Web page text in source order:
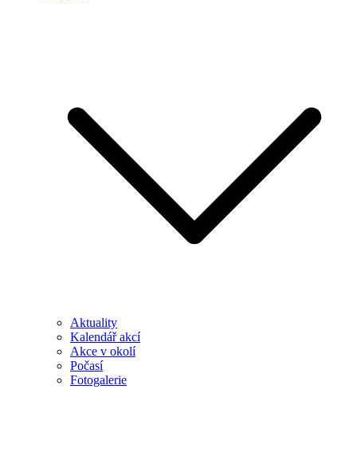
Aktuality
Kalendář akcí
Akce v okolí
Počasí
Fotogalerie